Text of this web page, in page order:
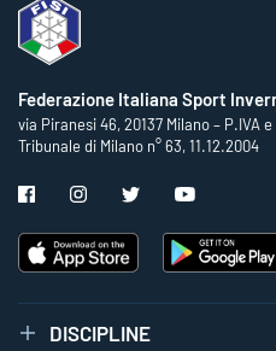
Federazione Italiana Sport
via Piranesi 46, 20137 Milano – P.IVA
Tribunale di Milano n° 63, 11.12.2004
DISCIPLINE